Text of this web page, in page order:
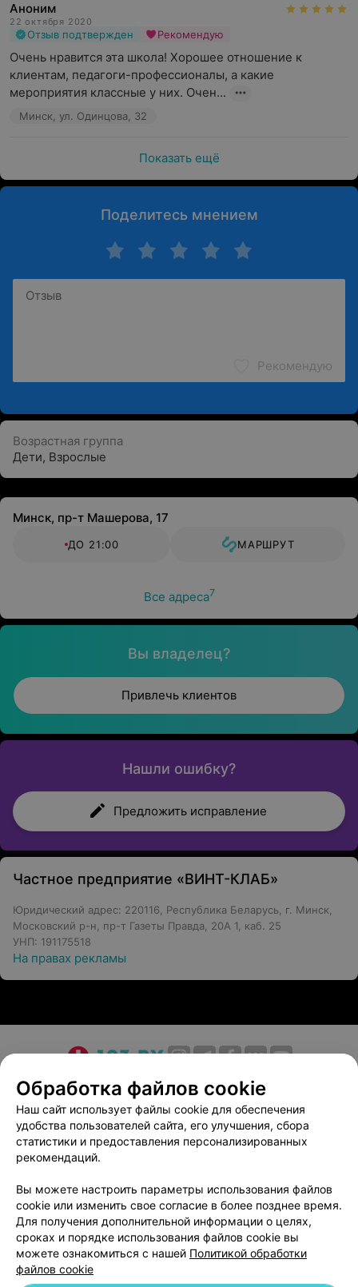
Аноним
22 октября 2020
Отзыв подтвержден Рекомендую
Очень нравится эта школа! Хорошее отношение к
клиентам, педагоги-профессионалы, а какие
мероприятия классные у них. Очен...
Минск, ул. Одинцова, 32
Показать ещё
Поделитесь мнением
Рекомендую
Возрастная группа
Дети, Взрослые
Минск, пр-т Машерова, 17
ДО 21:00 МАРШРУТ
Все адреса7
Вы владелец?
Привлечь клиентов
Нашли ошибку?
Предложить исправление
Частное предприятие «ВИНТ-КЛАБ»
Юридический адрес: 220116, Республика Беларусь, г. Минск,
Московский р-н, пр-т Газеты Правда, 20А 1, каб. 25
УНП: 191175518
На правах рекламы
О проекте Новости проекта
Размещение рекламы
Медицинский маркетинг
Публичный договор
Пользовательское соглашение
Способы оплаты
Вакансии
Партнеры
Написать в поддержку
Персональные настройки cookie
Обработка персональных данных
Обработка файлов cookie
Наш сайт использует файлы cookie для обеспечения
удобства пользователей сайта, его улучшения, сбора
статистики и предоставления персонализированных
рекомендаций.
Вы можете настроить параметры использования файлов
cookie или изменить свое согласие в более позднее время.
Для получения дополнительной информации о целях,
сроках и порядке использования файлов cookie вы
можете ознакомиться с нашей Политикой обработки
файлов cookie